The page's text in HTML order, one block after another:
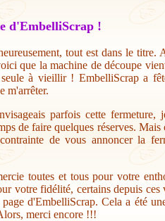
d'EmbelliScrap !
tout est dans le titre.
que la machine de découpe
à vieillir ! EmbelliScrap a
m'arrêter.
parfois cette
de faire quelques réserves.
de vous annoncer la
toutes et tous pour votre
votre fidélité, certains depuis
d'EmbelliScrap. Cela a été
merci encore !!!